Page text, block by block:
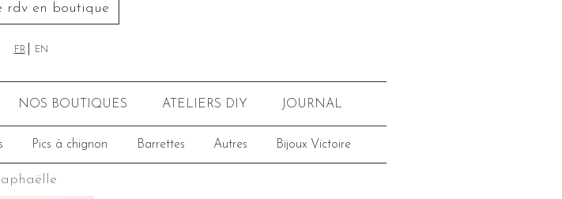
rdv en boutique
FR EN
NOS BOUTIQUES ATELIERS DIY JOURNAL
Pics à chignon Barrettes Autres Bijoux Victoire